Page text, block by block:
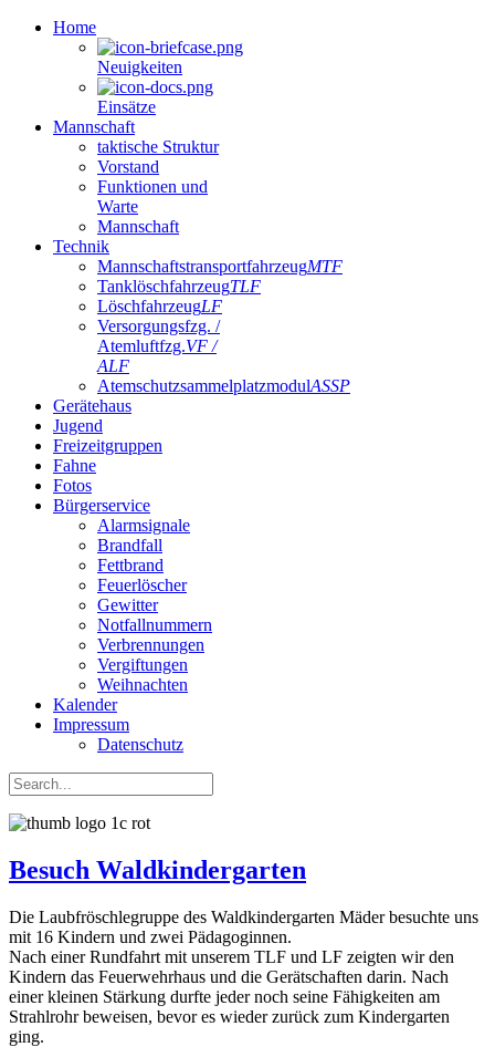
Home
Neuigkeiten
Einsätze
Mannschaft
taktische Struktur
Vorstand
Funktionen und
Warte
Mannschaft
Technik
MannschaftstransportfahrzeugMTF
TanklöschfahrzeugTLF
LöschfahrzeugLF
Versorgungsfzg. /
Atemluftfzg.VF /
ALF
AtemschutzsammelplatzmodulASSP
Gerätehaus
Jugend
Freizeitgruppen
Fahne
Fotos
Bürgerservice
Alarmsignale
Brandfall
Fettbrand
Feuerlöscher
Gewitter
Notfallnummern
Verbrennungen
Vergiftungen
Weihnachten
Kalender
Impressum
Datenschutz
Besuch Waldkindergarten
Die Laubfröschlegruppe des Waldkindergarten Mäder besuchte uns
mit 16 Kindern und zwei Pädagoginnen.
Nach einer Rundfahrt mit unserem TLF und LF zeigten wir den
Kindern das Feuerwehrhaus und die Gerätschaften darin. Nach
einer kleinen Stärkung durfte jeder noch seine Fähigkeiten am
Strahlrohr beweisen, bevor es wieder zurück zum Kindergarten
ging.